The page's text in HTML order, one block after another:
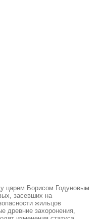
царем Борисом Годуновым
засевших на
жильцов
древние захоронения,